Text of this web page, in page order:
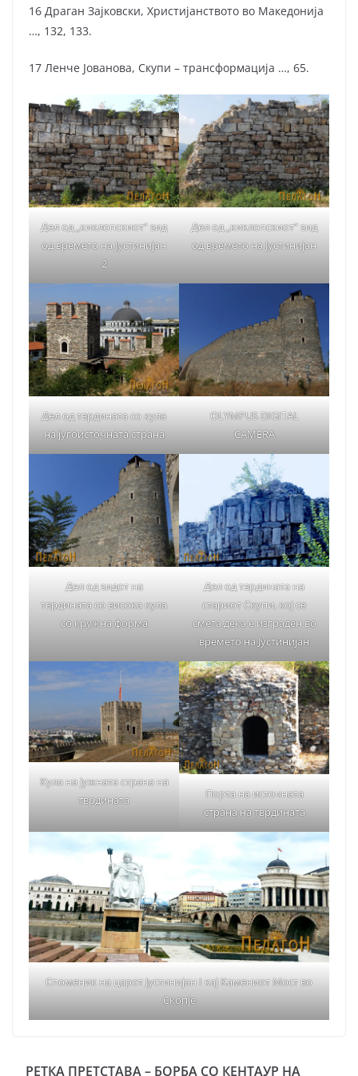
16 Драган Зајковски, Христијанството во Македонија
…, 132, 133.
17 Ленче Јованова, Скупи – трансформација …, 65.
Дел од „киклопскиот“ ѕид
од времето на Јустинијан
2
Дел од „киклопскиот“ ѕид
од времето на Јустинијан
Дел од тврдината со кула
на југоисточната страна
OLYMPUS DIGITAL
CAMERA
Дел од ѕидот на
тврдината со висока кула
со кружна форма
Дел од тврдината на
стариот Скупи, кој се
смета дека е изграден во
времето на Јустинијан
Кула на јужната страна на
тврдината
Порта на источната
страна на тврдината
Споменик на царот Јустинијан I кај Камениот Мост во
Скопје
РЕТКА ПРЕТСТАВА – БОРБА СО КЕНТАУР НА